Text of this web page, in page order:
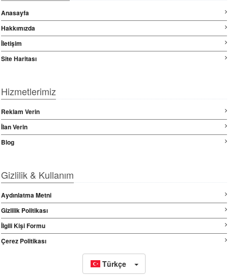
Anasayfa
Hakkımızda
İletişim
Site Haritası
Hizmetlerimiz
Reklam Verin
İlan Verin
Blog
Gizlilik & Kullanım
Aydınlatma Metni
Gizlilik Politikası
İlgili Kişi Formu
Çerez Politikası
Türkçe